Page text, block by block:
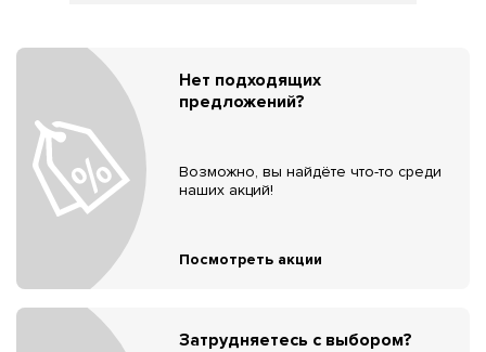
Нет подходящих
предложений?
Возможно, вы найдёте что-то среди
наших акций!
Посмотреть акции
Затрудняетесь с выбором?